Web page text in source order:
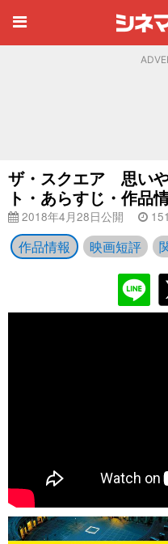
ザ・スクエア 思い
ト・あらすじ・作品
2018年4月28日公開
作品情報 映画短評